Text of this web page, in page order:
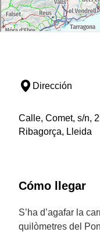
Dirección
Calle, Comet, s/n,
Ribagorça, Lleida
Cómo llegar
S’ha d’agafar la
quilòmetres del